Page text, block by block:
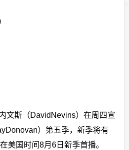
文斯（DavidNevins）在周四宣
）第五季，新季将有
美国时间8月6日新季首播。